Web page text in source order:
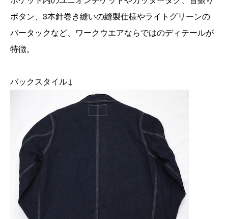
ボタン、3本針巻き縫いの縫製仕様やライトグリーンの
バータックなど、ワークウエアならではのディテールが
特徴。
バックスタイル↓